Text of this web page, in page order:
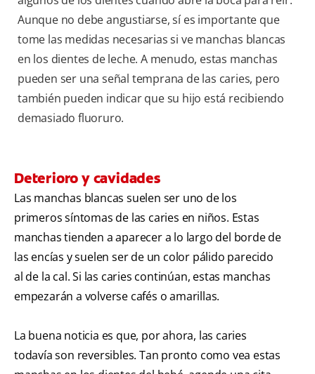
Aunque no debe angustiarse, sí es importante que
tome las medidas necesarias si ve manchas blancas
en los dientes de leche. A menudo, estas manchas
pueden ser una señal temprana de las caries, pero
también pueden indicar que su hijo está recibiendo
demasiado fluoruro.
Deterioro y cavidades
Las manchas blancas suelen ser uno de los
primeros síntomas de las caries en niños. Estas
manchas tienden a aparecer a lo largo del borde de
las encías y suelen ser de un color pálido parecido
al de la cal. Si las caries continúan, estas manchas
empezarán a volverse cafés o amarillas.
La buena noticia es que, por ahora, las caries
todavía son reversibles. Tan pronto como vea estas